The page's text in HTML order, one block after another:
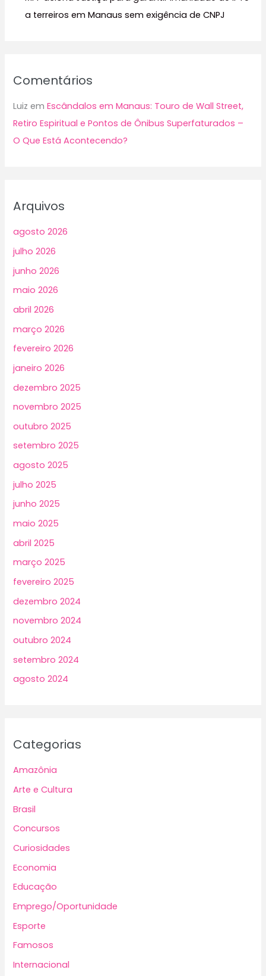
a terreiros em Manaus sem exigência de CNPJ
Comentários
Luiz emEscândalos em Manaus: Touro de Wall Street,
Retiro Espiritual e Pontos de Ônibus Superfaturados –
O Que Está Acontecendo?
Arquivos
agosto 2026
julho 2026
junho 2026
maio 2026
abril 2026
março 2026
fevereiro 2026
janeiro 2026
dezembro 2025
novembro 2025
outubro 2025
setembro 2025
agosto 2025
julho 2025
junho 2025
maio 2025
abril 2025
março 2025
fevereiro 2025
dezembro 2024
novembro 2024
outubro 2024
setembro 2024
agosto 2024
Categorias
Amazônia
Arte e Cultura
Brasil
Concursos
Curiosidades
Economia
Educação
Emprego/Oportunidade
Esporte
Famosos
Internacional